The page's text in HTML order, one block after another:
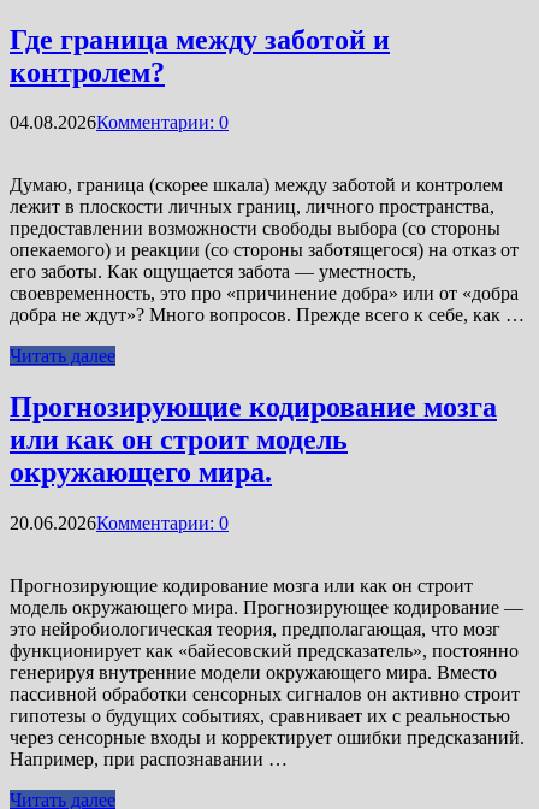
Где граница между заботой и
контролем?
04.08.2026Комментарии: 0
Думаю, граница (скорее шкала) между заботой и контролем
лежит в плоскости личных границ, личного пространства,
предоставлении возможности свободы выбора (со стороны
опекаемого) и реакции (со стороны заботящегося) на отказ от
его заботы. Как ощущается забота — уместность,
своевременность, это про «причинение добра» или от «добра
добра не ждут»? Много вопросов. Прежде всего к себе, как …
Читать далее
Прогнозирующие кодирование мозга
или как он строит модель
окружающего мира.
20.06.2026Комментарии: 0
Прогнозирующие кодирование мозга или как он строит
модель окружающего мира. Прогнозирующее кодирование —
это нейробиологическая теория, предполагающая, что мозг
функционирует как «байесовский предсказатель», постоянно
генерируя внутренние модели окружающего мира. Вместо
пассивной обработки сенсорных сигналов он активно строит
гипотезы о будущих событиях, сравнивает их с реальностью
через сенсорные входы и корректирует ошибки предсказаний.
Например, при распознавании …
Читать далее